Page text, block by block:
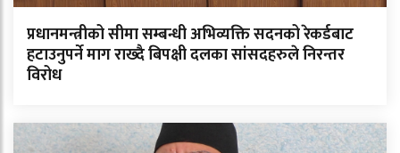
प्रधानमन्त्रीको सीमा सम्बन्धी अभिव्यक्ति सदनको रेकर्डबाट
हटाउनुपर्ने माग राख्दै बिपक्षी दलका सांसदहरुले निरन्तर
विरोध